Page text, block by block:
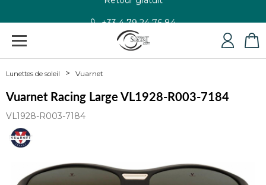
Lunettes de soleil Vuarnet
Vuarnet Racing Large VL1928-R003-7184
VL1928-R003-7184